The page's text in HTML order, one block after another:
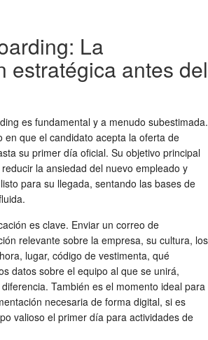
La
estratégica antes del
es fundamental y a menudo subestimada.
en que el candidato acepta la oferta de
su primer día oficial. Su objetivo principal
la ansiedad del nuevo empleado y
para su llegada, sentando las bases de
es clave. Enviar un correo de
relevante sobre la empresa, su cultura, los
lugar, código de vestimenta, qué
datos sobre el equipo al que se unirá,
También es el momento ideal para
necesaria de forma digital, si es
valioso el primer día para actividades de